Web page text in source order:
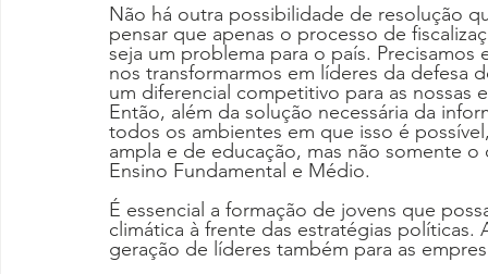
Não há outra possibilidade de resolução
pensar que apenas o processo de
seja um problema para o país.
nos transformarmos em líderes da defesa
um diferencial competitivo para as nossas
Então, além da solução necessária da
todos os ambientes em que isso é
ampla e de educação, mas não somente
Ensino Fundamental e Médio.
É essencial a formação de jovens que
climática à frente das estratégias
geração de líderes também para as